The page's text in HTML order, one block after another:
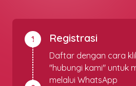
Registrasi
Daftar dengan cara
"hubungi kami" untuk
melalui WhatsApp
1